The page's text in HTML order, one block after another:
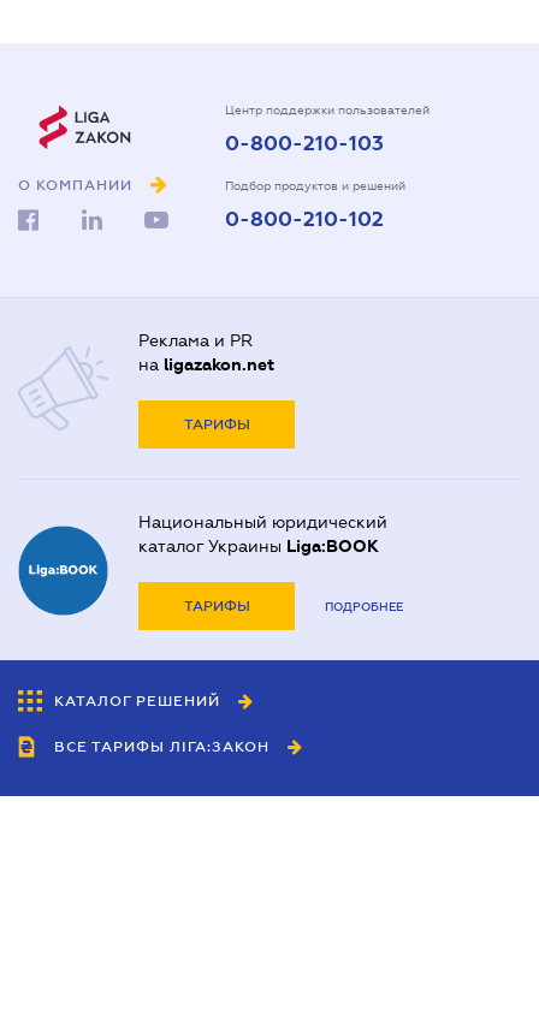
О КОМПАНИИ
Центр поддержки пользователей
0-800-210-103
Подбор продуктов и решений
0-800-210-102
Реклама и PR
на ligazakon.net
ТАРИФЫ
Национальный юридический
каталог Украины Liga:BOOK
ТАРИФЫ ПОДРОБНЕЕ
КАТАЛОГ РЕШЕНИЙ
ВСЕ ТАРИФЫ ЛІГА:ЗАКОН